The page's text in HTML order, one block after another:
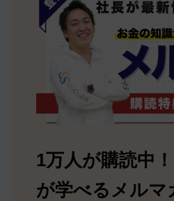
1万人が購読中
が学べるメルマ